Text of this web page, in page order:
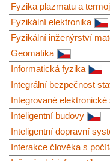
Fyzika plazmatu a
Fyzikální elektronika
Fyzikální inženýrství
Geomatika
Informatická fyzika
Integrální bezpečnost
Integrované
Inteligentní budovy
Inteligentní dopravní
Interakce člověka s